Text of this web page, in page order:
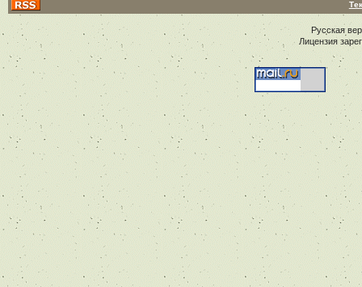
Русская
Лицензия